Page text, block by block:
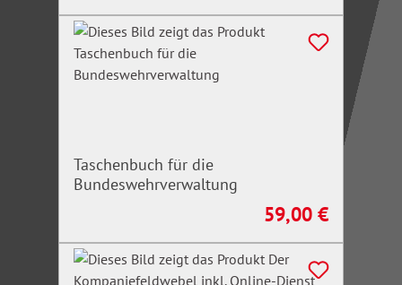
Taschenbuch für die
Bundeswehrverwaltung
Regulärer Preis:
59,00 €